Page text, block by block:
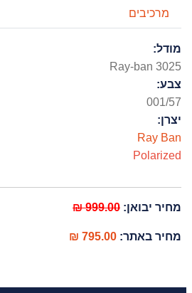
מרכיבים
מודל:
Ray-ban 3025
צבע:
001/57
יצרן:
Ray Ban
Polarized
מחיר יבואן:999.00 ₪
מחיר באתר:795.00 ₪